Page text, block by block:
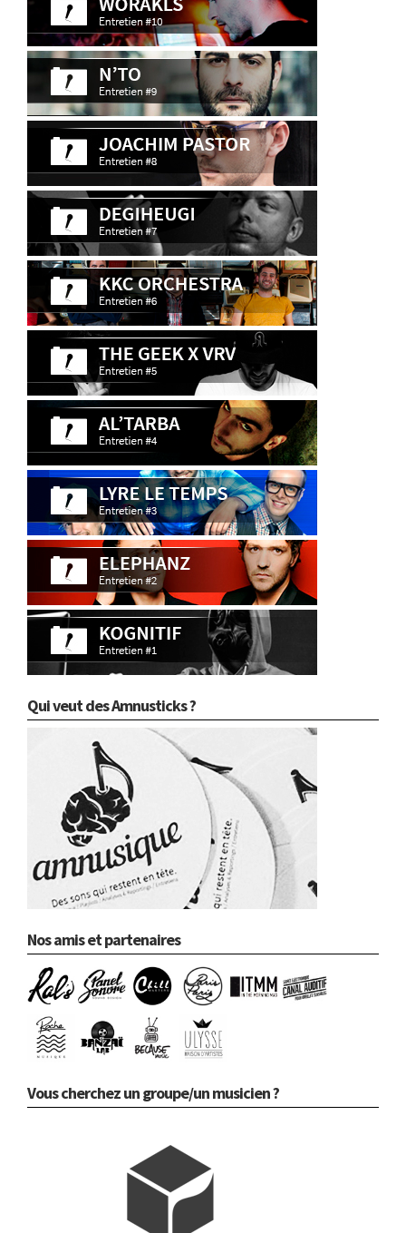
Qui veut des Amnusticks ?
Nos amis et partenaires
Vous cherchez un groupe/un musicien ?